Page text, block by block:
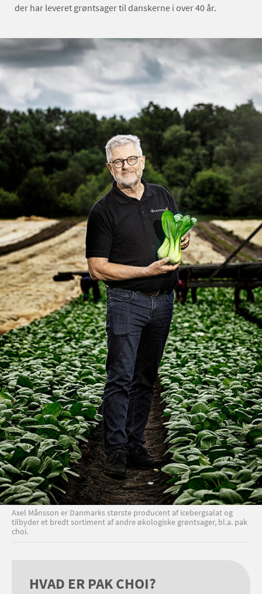
der har leveret grøntsager til danskerne i over 40 år.
Axel Månsson er Danmarks største producent af icebergsalat og
tilbyder et bredt sortiment af andre økologiske grøntsager, bl.a. pak
choi.
HVAD ER PAK CHOI?